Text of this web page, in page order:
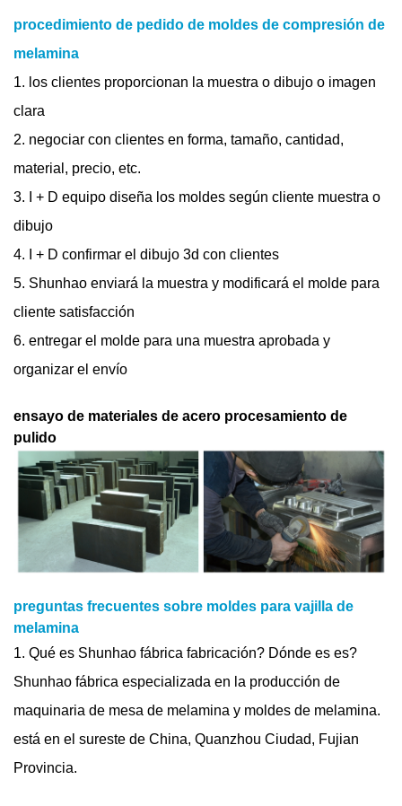
procedimiento de pedido de moldes de compresión de
melamina
1. los clientes proporcionan la muestra o dibujo o imagen
clara
2. negociar con clientes en forma, tamaño, cantidad,
material, precio, etc.
3. I + D equipo diseña los moldes según cliente muestra o
dibujo
4. I + D confirmar el dibujo 3d con clientes
5. Shunhao enviará la muestra y modificará el molde para
cliente satisfacción
6. entregar el molde para una muestra aprobada y
organizar el envío
ensayo de materiales de acero procesamiento de
pulido
preguntas frecuentes sobre moldes para vajilla de
melamina
1. Qué es Shunhao fábrica fabricación? Dónde es es?
Shunhao fábrica especializada en la producción de
maquinaria de mesa de melamina y moldes de melamina.
está en el sureste de China, Quanzhou Ciudad, Fujian
Provincia.